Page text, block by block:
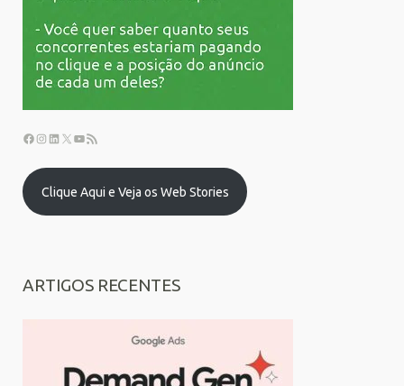
Clique Aqui e Veja os Web Stories
ARTIGOS RECENTES